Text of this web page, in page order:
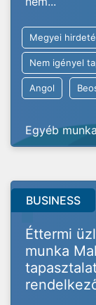
Megyei
Nem igényel
Angol
Egyéb
BUSINESS
Éttermi
munka